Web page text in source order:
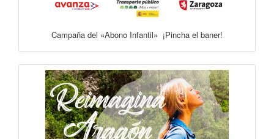
Campaña del «Abono Infantil» ¡Pincha el baner!